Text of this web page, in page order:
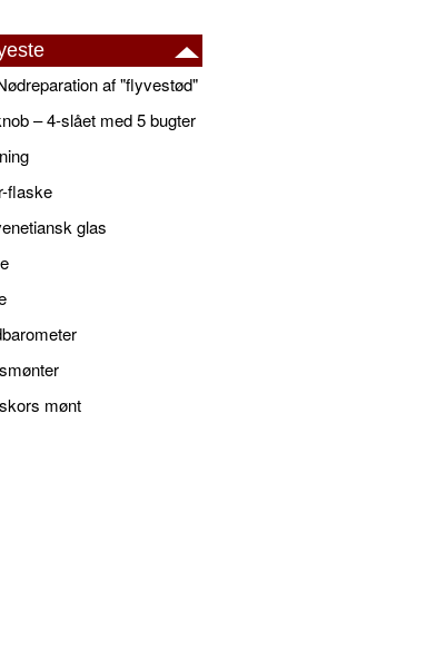
af "flyvestød"
– 4-slået med 5 bugter
flaske
glas
mønt